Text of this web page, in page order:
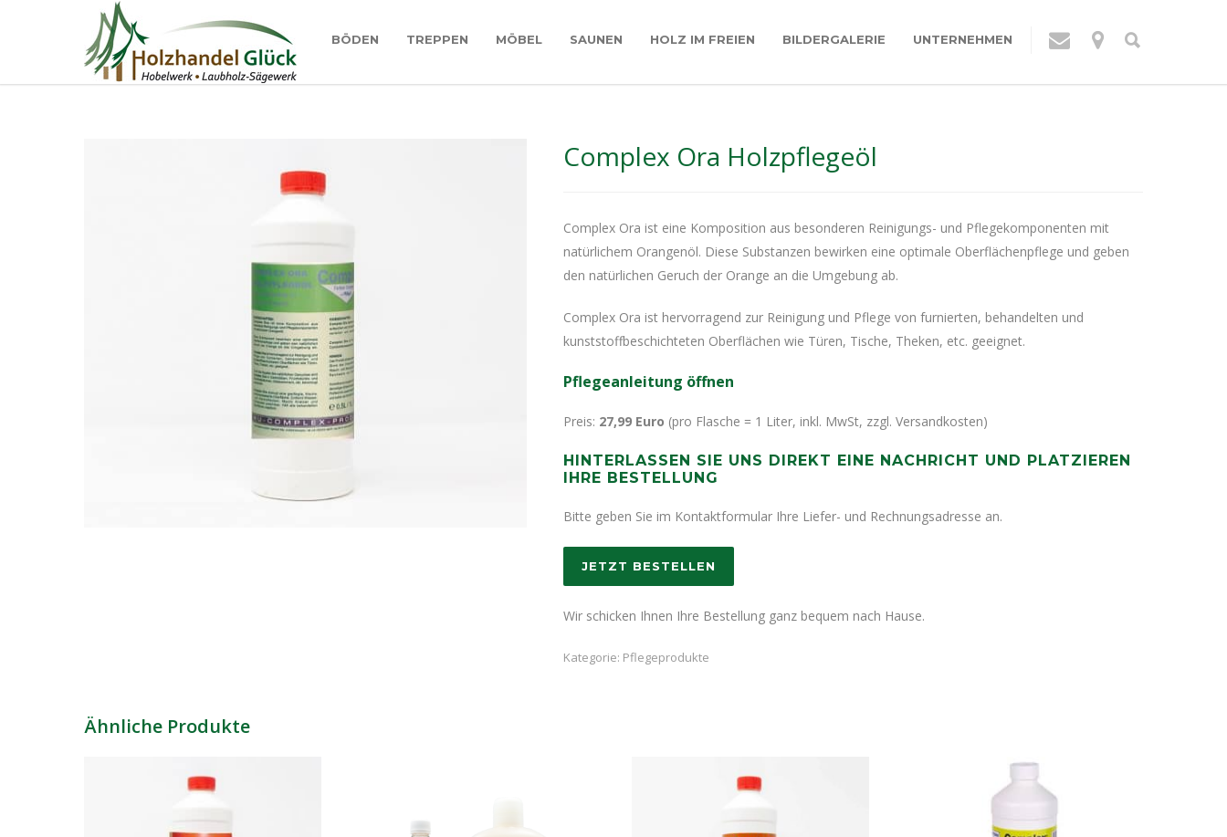
BÖDEN TREPPEN MÖBEL SAUNEN HOLZ IM FREIEN BILDERGALERIE UNTERNEHMEN
Complex Ora Holzpflegeöl
Complex Ora ist eine Komposition aus besonderen Reinigungs- und Pflegekomponenten mit
natürlichem Orangenöl. Diese Substanzen bewirken eine optimale Oberflächenpflege und geben
den natürlichen Geruch der Orange an die Umgebung ab.
Complex Ora ist hervorragend zur Reinigung und Pflege von furnierten, behandelten und
kunststoffbeschichteten Oberflächen wie Türen, Tische, Theken, etc. geeignet.
Pflegeanleitung öffnen
Preis: 27,99 Euro (pro Flasche = 1 Liter, inkl. MwSt, zzgl. Versandkosten)
HINTERLASSEN SIE UNS DIREKT EINE NACHRICHT UND PLATZIEREN
IHRE BESTELLUNG
Bitte geben Sie im Kontaktformular Ihre Liefer- und Rechnungsadresse an.
JETZT BESTELLEN
Wir schicken Ihnen Ihre Bestellung ganz bequem nach Hause.
Kategorie: Pflegeprodukte
Ähnliche Produkte